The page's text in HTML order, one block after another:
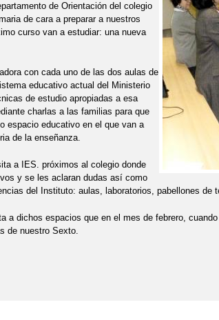
de Orientación del colegio
de cara a preparar a nuestros
curso van a estudiar: una nueva
con cada uno de las dos aulas de
educativo actual del Ministerio
de estudio apropiadas a esa
charlas a las familias para que
espacio educativo en el que van a
de la enseñanza.
a IES. próximos al colegio donde
y se les aclaran dudas así como
del Instituto: aulas, laboratorios, pabellones de
a dichos espacios que en el mes de febrero,
de nuestro Sexto.